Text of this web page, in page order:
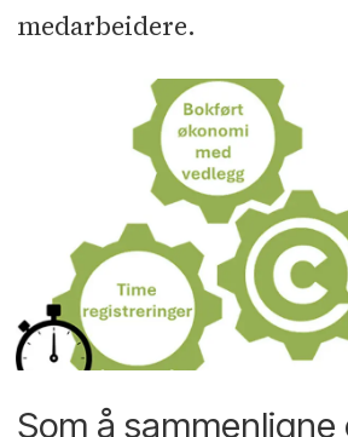
grundig forståelse av
profesjon og bransje.
CHISA er i dag i Norge,
Holland og har 1900
og håndterer
milliarder norske
prosjekter i alle
medarbeidere.
Som å sammenligne